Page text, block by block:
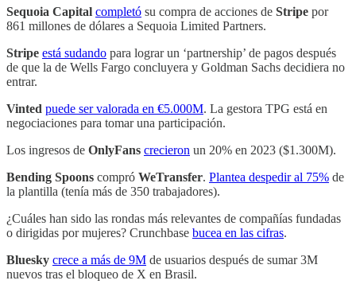
Sequoia Capital completó su compra de acciones de Stripe por
861 millones de dólares a Sequoia Limited Partners.
Stripe está sudando para lograr un ‘partnership’ de pagos después
de que la de Wells Fargo concluyera y Goldman Sachs decidiera no
entrar.
Vinted puede ser valorada en €5.000M. La gestora TPG está en
negociaciones para tomar una participación.
Los ingresos de OnlyFans crecieron un 20% en 2023 ($1.300M).
Bending Spoons compró WeTransfer. Plantea despedir al 75% de
la plantilla (tenía más de 350 trabajadores).
¿Cuáles han sido las rondas más relevantes de compañías fundadas
o dirigidas por mujeres? Crunchbase bucea en las cifras.
Bluesky crece a más de 9M de usuarios después de sumar 3M
nuevos tras el bloqueo de X en Brasil.